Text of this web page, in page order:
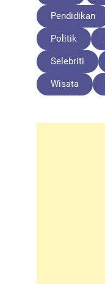
Pendidikan
Politik
Selebriti
Wisata